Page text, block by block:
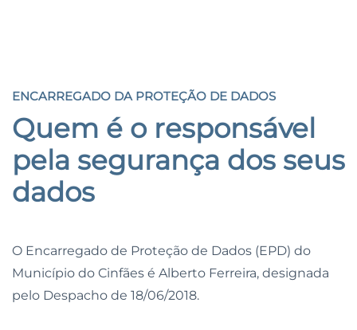
ENCARREGADO DA PROTEÇÃO DE DADOS
Quem é o responsável
pela segurança dos seus
dados
O Encarregado de Proteção de Dados (EPD) do
Município do Cinfães é Alberto Ferreira, designada
pelo Despacho de 18/06/2018.